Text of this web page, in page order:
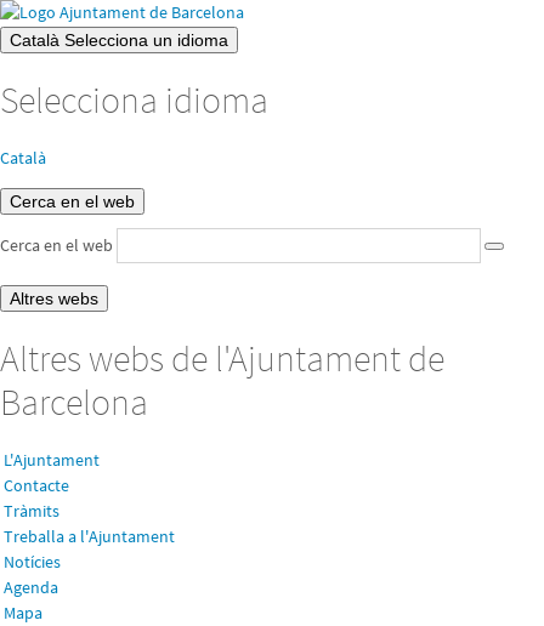
Català Selecciona un idioma
Selecciona idioma
Català
Cerca en el web
Cerca en el web
Altres webs
Altres webs de l'Ajuntament de
Barcelona
L'Ajuntament
Contacte
Tràmits
Treballa a l'Ajuntament
Notícies
Agenda
Mapa